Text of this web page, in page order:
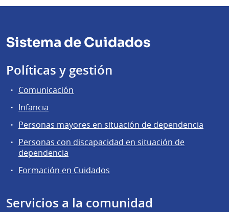
Sistema de Cuidados
Políticas y gestión
Comunicación
Infancia
Personas mayores en situación de dependencia
Personas con discapacidad en situación de
dependencia
Formación en Cuidados
Servicios a la comunidad